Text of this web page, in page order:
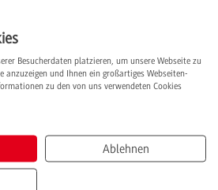
Besucherdaten platzieren, um unsere Webseite zu
anzuzeigen und Ihnen ein großartiges Webseiten-
zu den von uns verwendeten Cookies
Ablehnen